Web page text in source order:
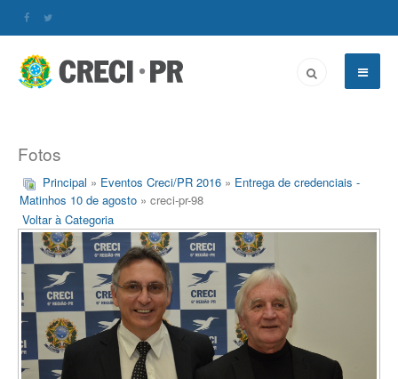
Fotos
Principal » Eventos Creci/PR 2016 » Entrega de credenciais -
Matinhos 10 de agosto » creci-pr-98
Voltar à Categoria